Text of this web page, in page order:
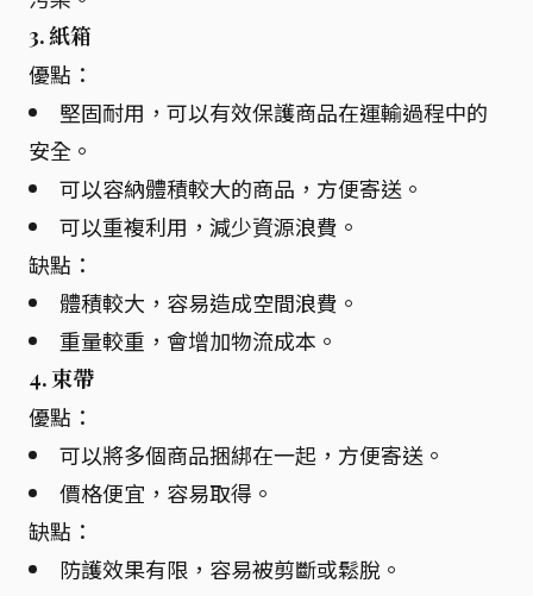
3. 紙箱
優點：
堅固耐用，可以有效保護商品在運輸過程中的
安全。
可以容納體積較大的商品，方便寄送。
可以重複利用，減少資源浪費。
缺點：
體積較大，容易造成空間浪費。
重量較重，會增加物流成本。
4. 束帶
優點：
可以將多個商品捆綁在一起，方便寄送。
價格便宜，容易取得。
缺點：
防護效果有限，容易被剪斷或鬆脫。